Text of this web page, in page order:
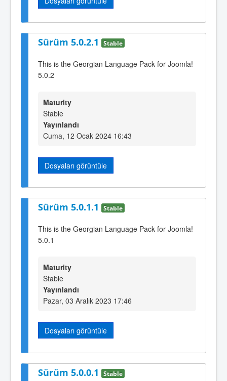
Sürüm 5.0.2.1 Stable
This is the Georgian Language Pack for Joomla!
5.0.2
Maturity
Stable
Yayınlandı
Cuma, 12 Ocak 2024 16:43
Dosyaları görüntüle
Sürüm 5.0.1.1 Stable
This is the Georgian Language Pack for Joomla!
5.0.1
Maturity
Stable
Yayınlandı
Pazar, 03 Aralık 2023 17:46
Dosyaları görüntüle
Sürüm 5.0.0.1 Stable